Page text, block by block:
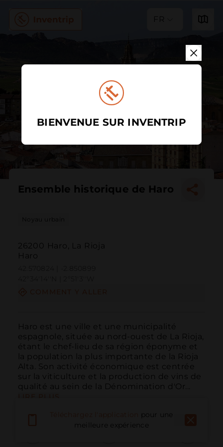
FR
Ensemble historique de Haro
Noyau urbain
26200 Haro, La Rioja
Haro
Haro est une ville et une municipalité
espagnole, située au nord-ouest de La Rioja,
étant le chef-lieu de sa région éponyme et
la population la plus importante de la Rioja
Alta. Son activité économique est centrée
sur la viticulture et la production de vins de
qualité au sein de la Dénomination d'Or...
pour une
meilleure expérience
BIENVENUE SUR INVENTRIP